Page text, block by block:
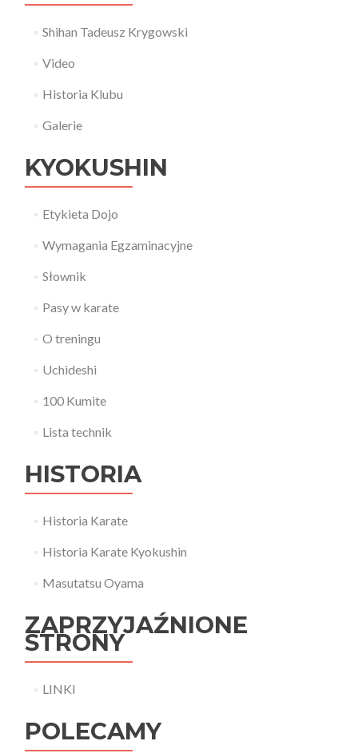
Shihan Tadeusz Krygowski
Video
Historia Klubu
Galerie
KYOKUSHIN
Etykieta Dojo
Wymagania Egzaminacyjne
Słownik
Pasy w karate
O treningu
Uchideshi
100 Kumite
Lista technik
HISTORIA
Historia Karate
Historia Karate Kyokushin
Masutatsu Oyama
ZAPRZYJAŹNIONE
STRONY
LINKI
POLECAMY